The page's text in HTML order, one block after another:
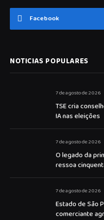
Facebook
NOTICIAS POPULARES
7 de agosto de 2026
TSE cria
IA nas eleições
7 de agosto de 2026
O legado da
ressoa
7 de agosto de 2026
Estado de São
comerciante